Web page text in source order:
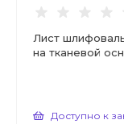
Лист
на тканевой
Доступно к